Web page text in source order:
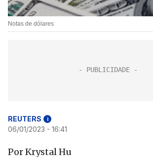
Notas de dólares
REUTERS i
06/01/2023 - 16:41
Por Krystal Hu